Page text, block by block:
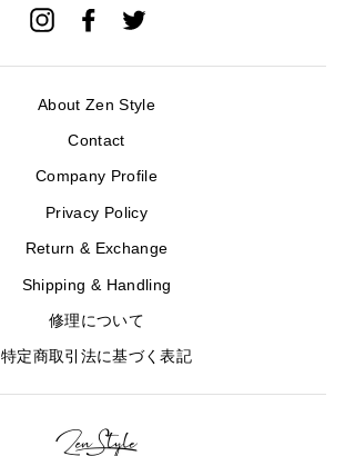
InstagramFacebook
About Zen Style
Contact
Company Profile
Privacy Policy
Return & Exchange
Shipping & Handling
修理について
特定商取引法に基づく表記